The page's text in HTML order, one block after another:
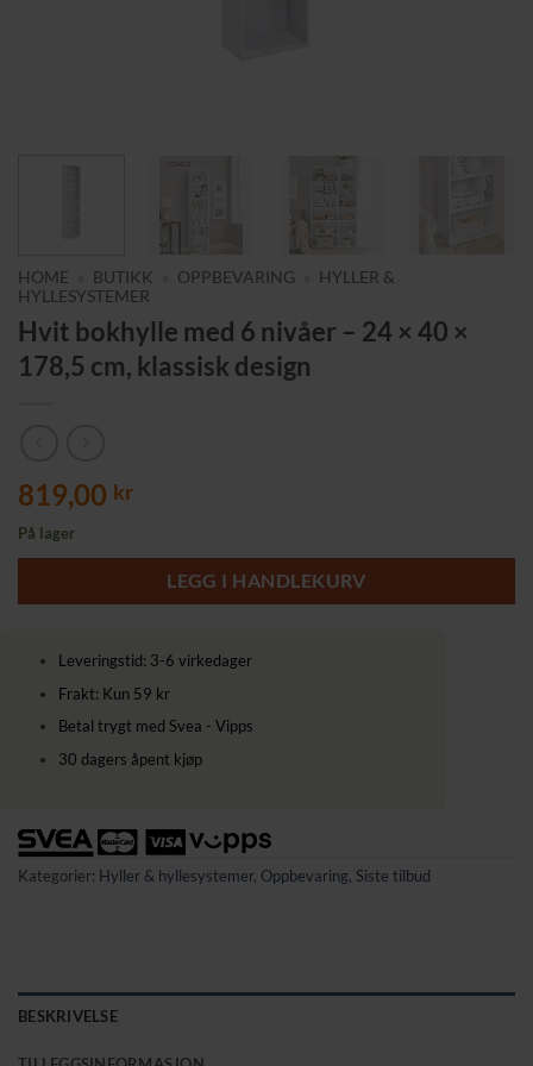
HOME BUTIKK OPPBEVARING
HYLLER &
HYLLESYSTEMER
Hvit bokhylle med 6 nivåer – 24 × 40 ×
178,5 cm, klassisk design
819,00 kr
På lager
LEGG I HANDLEKURV
Leveringstid: 3-6 virkedager
Frakt: Kun 59 kr
Betal trygt med Svea - Vipps
30 dagers åpent kjøp
Kategorier: Hyller & hyllesystemer, Oppbevaring, Siste tilbud
BESKRIVELSE